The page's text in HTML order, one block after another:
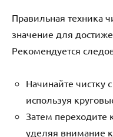
Правильная техника
значение для
Рекомендуется
Начинайте чистку
используя
Затем переходите
уделяя внимание